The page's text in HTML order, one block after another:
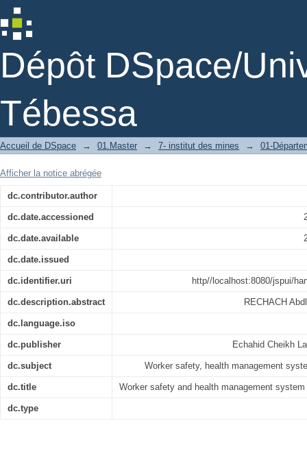
Dépôt DSpace/
Tébessa
Worker safety and health
Accueil de DSpace → 01.Master → 7- institut des mines → 01-
Afficher la notice abrégée
dc.contributor.author
dc.date.accessioned
dc.date.available
dc.date.issued
dc.identifier.uri http//localhost:8080/jspui/
dc.description.abstract RECHACH
dc.language.iso
dc.publisher Echahid Cheikh
dc.subject Worker safety, health management
dc.title Worker safety and health management
dc.type